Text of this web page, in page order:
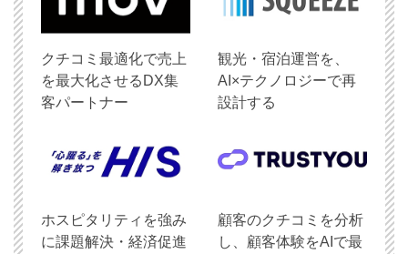
クチコミ最適化で売上
を最大化させるDX集
客パートナー
観光・宿泊運営を、
AI×テクノロジーで再
設計する
ホスピタリティを強み
に課題解決・経済促進
顧客のクチコミを分析
し、顧客体験をAIで最